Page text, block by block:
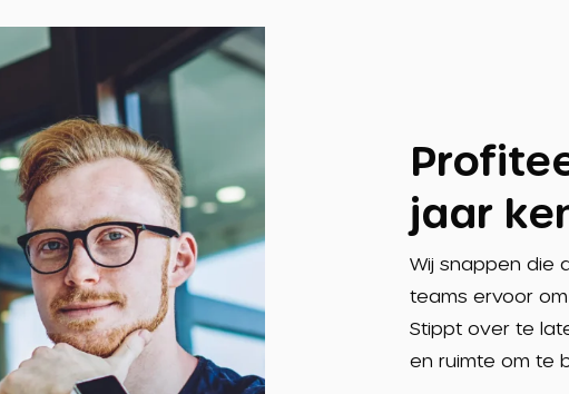
jaar
Wij snappen die
teams ervoor
Stippt over te
en ruimte om te